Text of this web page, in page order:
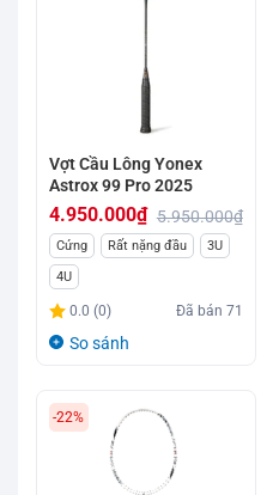
Vợt Cầu Lông Yonex
Astrox 99 Pro 2025
5.950.000₫
Giá
gốc
là:
5.950.000₫.
4.950.000₫
Giá
hiện
tại
là:
Cứng Rất nặng đầu
3U
4U
0.0 (0) Đã bán71
So sánh
-22%